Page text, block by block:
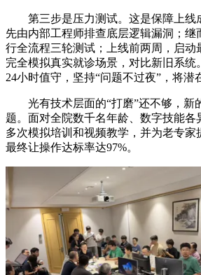
第三步是压力测试。这是保障上线
先由内部工程师排查底层逻辑漏洞；继
行全流程三轮测试；上线前两周，启动
完全模拟真实就诊场景，对比新旧系统
24小时值守，坚持“问题不过夜”，将潜
光有技术层面的“打磨”还不够，新
题。面对全院数千名年龄、数字技能各
多次模拟培训和视频教学，并为老专家
最终让操作达标率达97%。